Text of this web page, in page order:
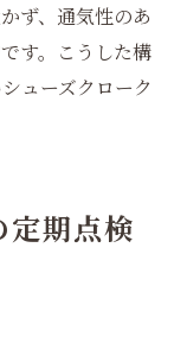
ず、通気性のあ
す。こうした構
ューズクローク
定期点検